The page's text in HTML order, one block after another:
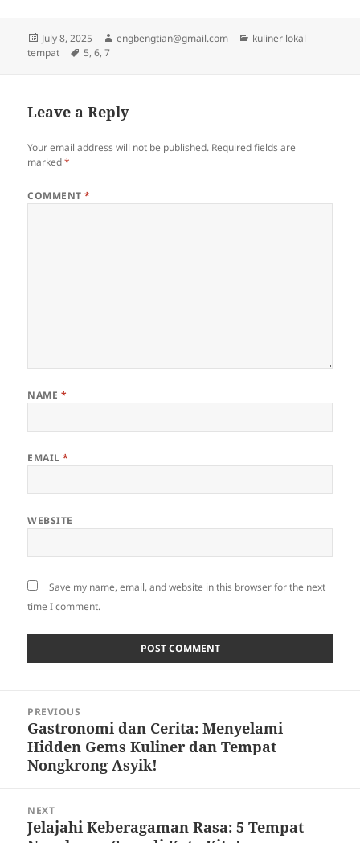
Posted
on
July 8, 2025 Author
engbengtian@gmail.com Categories
kuliner lokal
tempat
Tags
5,6,7
Leave a Reply
Your email address will not be published. Required fields are
marked*
COMMENT*
NAME *
EMAIL*
WEBSITE
Save my name, email, and website in this browser for the next
time I comment.
navigation
PREVIOUS
Previous
post:
Gastronomi dan Cerita: Menyelami
Hidden Gems Kuliner dan Tempat
Nongkrong Asyik!
NEXT
Next
Jelajahi Keberagaman Rasa: 5 Tempat